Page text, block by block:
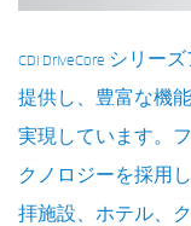
トレーニング
サポート
CDi DriveCore シリ
提供し、豊富な機
実現しています。フ
クノロジーを採用し
拝施設、ホテル、